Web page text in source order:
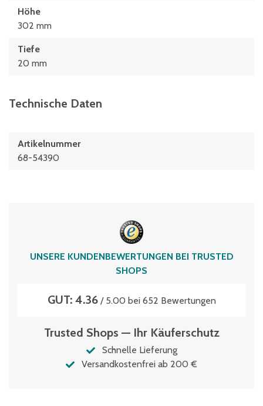
Höhe
302 mm
Tiefe
20 mm
Technische Daten
Artikelnummer
68-54390
UNSERE KUNDENBEWERTUNGEN BEI TRUSTED
SHOPS
GUT: 4.36/ 5.00 bei 652 Bewertungen
Trusted Shops — Ihr Käuferschutz
Schnelle Lieferung
Versandkostenfrei ab 200 €